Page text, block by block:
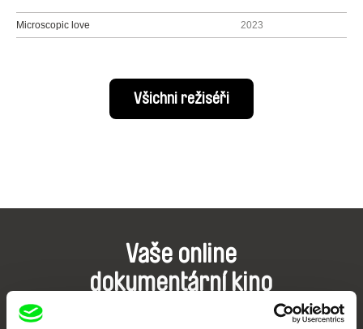
Microscopic love 2023
Všichni režiséři
Vaše online
dokumentární kino